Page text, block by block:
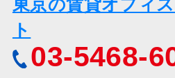
東京の賃貸オフィ
ト
03-5468-